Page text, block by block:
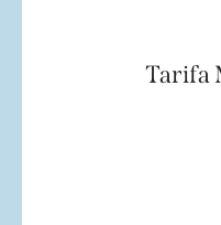
Tarifa